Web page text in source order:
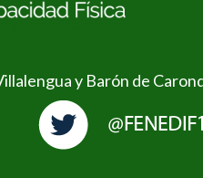
y Barón de